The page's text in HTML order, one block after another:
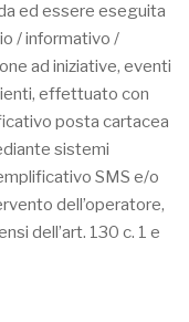
ed essere eseguita
/ informativo /
ad iniziative, eventi
effettuato con
posta cartacea
sistemi
SMS e/o
dell’operatore,
dell’art. 130 c. 1 e